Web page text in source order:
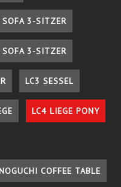
3-SITZER
3-SITZER
LC3 SESSEL
LC4 LIEGE PONY
COFFEE TABLE